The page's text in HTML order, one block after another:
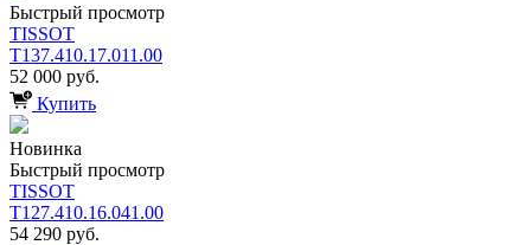
Быстрый просмотр
TISSOT
T137.410.17.011.00
52 000 руб.
Купить
Новинка
Быстрый просмотр
TISSOT
T127.410.16.041.00
54 290 руб.